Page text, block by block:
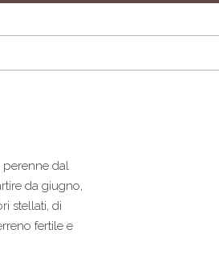
perenne dal
da giugno,
stellati, di
fertile e